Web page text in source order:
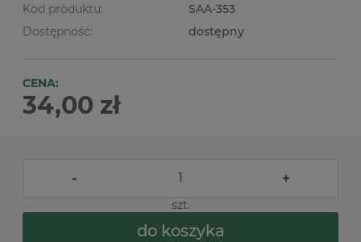
Kod produktu:
SAA-353
Dostępność:
dostępny
CENA:
34,00 zł
- +
szt.
do koszyka